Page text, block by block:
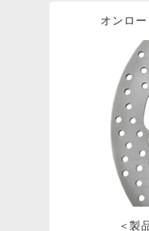
オンロ
＜製